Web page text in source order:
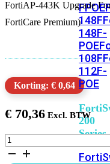
FPOE
148F
148F-
POE
108F
112F-
POE
200
Series
FortiAP-443K Upgrade
FortiCare Premium)
Korting: € 0,64
€ 70,36
FortiAP-
443K